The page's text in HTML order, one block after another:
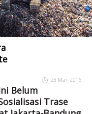
28 Mar 2016
Belum
Trase